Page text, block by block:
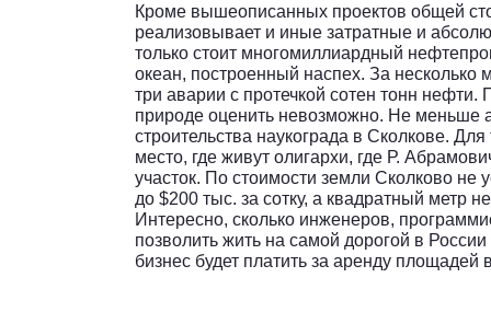
Кроме вышеописанных проектов общей
реализовывает и иные затратные и
только стоит многомиллиардный
океан, построенный наспех. За несколько
три аварии с протечкой сотен тонн нефти.
природе оценить невозможно. Не меньше
строительства наукограда в Сколкове.
место, где живут олигархи, где Р.
участок. По стоимости земли Сколково не
до $200 тыс. за сотку, а квадратный метр
Интересно, сколько инженеров,
позволить жить на самой дорогой в
бизнес будет платить за аренду площадей